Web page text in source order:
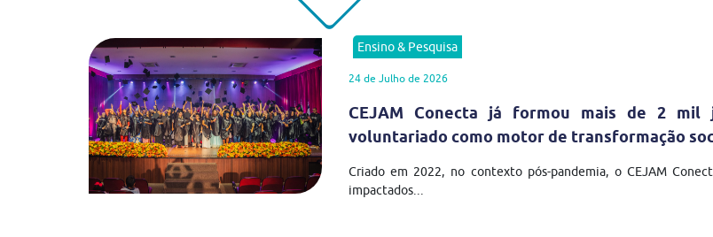
Ensino & Pesquisa
24 de Julho de 2026
CEJAM Conecta já formou mais de 2
voluntariado como motor de transformação
Criado em 2022, no contexto pós-pandemia, o CEJAM
impactados...